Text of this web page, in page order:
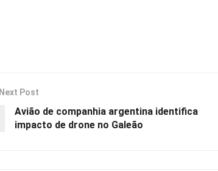
Next Post
Avião de companhia argentina identifica
impacto de drone no Galeão